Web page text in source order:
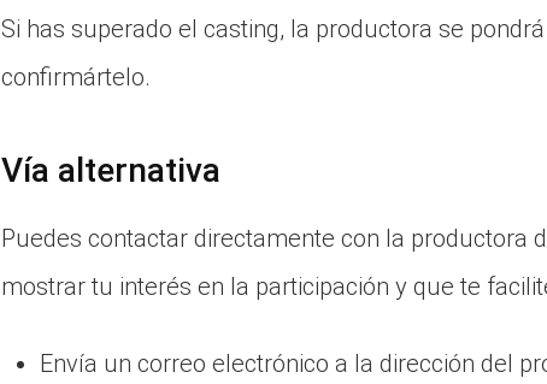
Si has superado el casting, la productora se
confirmártelo.
Vía alternativa
Puedes contactar directamente con la productora
mostrar tu interés en la participación y que te
Envía un correo electrónico a la dirección del